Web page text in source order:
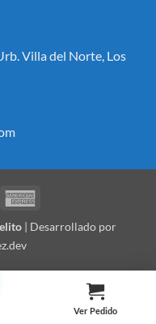
Villa del Norte, Los
Ver Pedido
| Desarrollado por